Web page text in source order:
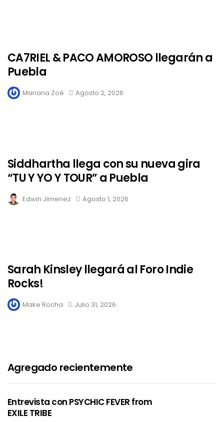
CA7RIEL & PACO AMOROSO llegarán a
Puebla
Mariana Zoé Agosto 2, 2026
Siddhartha llega con su nueva gira
“TU Y YO Y TOUR” a Puebla
Edwin Jimenez Agosto 1, 2026
Sarah Kinsley llegará al Foro Indie
Rocks!
Make Rocha Julio 31, 2026
Agregado recientemente
Entrevista con PSYCHIC FEVER from
EXILE TRIBE